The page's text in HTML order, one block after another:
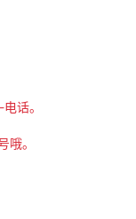
话。
。